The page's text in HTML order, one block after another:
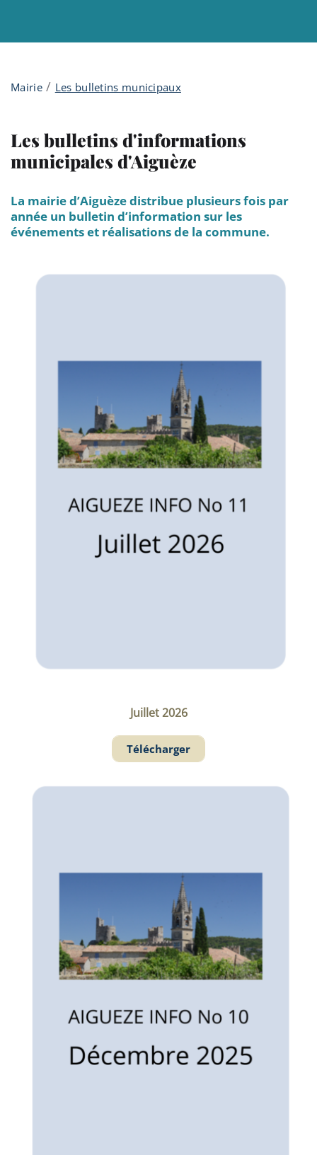
Mairie/ Les bulletins municipaux
Les bulletins d'informations
municipales d'Aiguèze
La mairie d’Aiguèze distribue plusieurs fois par
année un bulletin d’information sur les
événements et réalisations de la commune.
Juillet 2026
Télécharger